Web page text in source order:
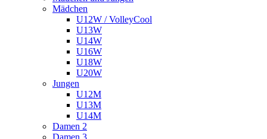
Mädchen
U12W / VolleyCool
U13W
U14W
U16W
U18W
U20W
Jungen
U12M
U13M
U14M
Damen 2
Damen 3